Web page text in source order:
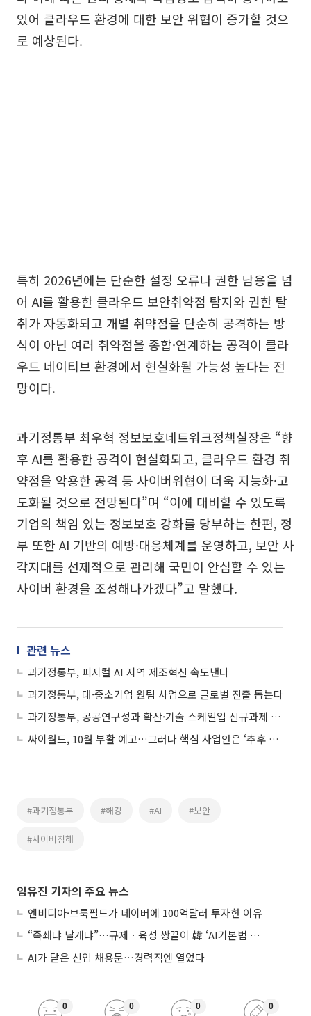
있어 클라우드 환경에 대한 보안 위협이 증가할 것으
로 예상된다.
특히 2026년에는 단순한 설정 오류나 권한 남용을 넘
어 AI를 활용한 클라우드 보안취약점 탐지와 권한 탈
취가 자동화되고 개별 취약점을 단순히 공격하는 방
식이 아닌 여러 취약점을 종합·연계하는 공격이 클라
우드 네이티브 환경에서 현실화될 가능성 높다는 전
망이다.
과기정통부 최우혁 정보보호네트워크정책실장은 “향
후 AI를 활용한 공격이 현실화되고, 클라우드 환경 취
약점을 악용한 공격 등 사이버위협이 더욱 지능화·고
도화될 것으로 전망된다”며 “이에 대비할 수 있도록
기업의 책임 있는 정보보호 강화를 당부하는 한편, 정
부 또한 AI 기반의 예방·대응체계를 운영하고, 보안 사
각지대를 선제적으로 관리해 국민이 안심할 수 있는
사이버 환경을 조성해나가겠다”고 말했다.
관련 뉴스
과기정통부, 피지컬 AI 지역 제조혁신 속도낸다
과기정통부, 대·중소기업 원팀 사업으로 글로벌 진출 돕는다
과기정통부, 공공연구성과 확산·기술 스케일업 신규과제 공고...888억 지원
싸이월드, 10월 부활 예고…그러나 핵심 사업안은 ‘추후 공개’
#과기정통부 #해킹 #AI #보안
#사이버침해
임유진 기자의 주요 뉴스
엔비디아·브룩필드가 네이버에 100억달러 투자한 이유
“족쇄냐 날개냐”…규제ㆍ육성 쌍끌이 韓 ‘AI기본법 개정안’ 오늘 시행
AI가 닫은 신입 채용문…경력직엔 열었다
0 0 0 0